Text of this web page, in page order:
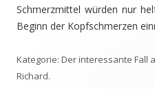
Schmerzmittel würden nur
Beginn der Kopfschmerzen
Kategorie: Der interessante Fall
Richard.